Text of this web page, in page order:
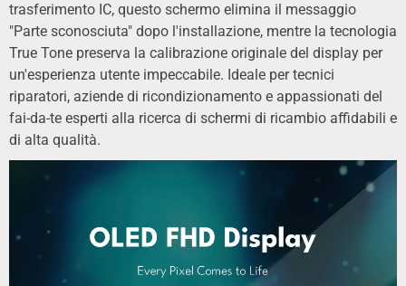
trasferimento IC, questo schermo elimina il messaggio
"Parte sconosciuta" dopo l'installazione, mentre la tecnologia
True Tone preserva la calibrazione originale del display per
un'esperienza utente impeccabile. Ideale per tecnici
riparatori, aziende di ricondizionamento e appassionati del
fai-da-te esperti alla ricerca di schermi di ricambio affidabili e
di alta qualità.